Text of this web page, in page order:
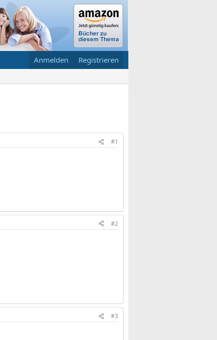
Anmelden Registrieren
#1
#2
#3